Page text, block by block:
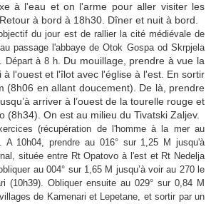
à l'eau et on l'arme pour aller visiter les
à bord à 18h30. Dîner et nuit à bord.
du jour est de rallier la cité médiévale de
passage l'abbaye de Otok Gospa od Skrpjela
Départ à 8 h. Du mouillage, prendre à vue la
à l'ouest et l'îlot avec l'église à l'est. En sortir
(8h06 en allant doucement). De là, prendre
arriver à l’ouest de la tourelle rouge et
(8h34). On est au milieu du Tivatski Zaljev.
(récupération de l'homme à la mer au
A 10h04, prendre au 016° sur 1,25 M jusqu'à
située entre Rt Opatovo à l'est et Rt Nedelja
au 004° sur 1,65 M jusqu’à voir au 270 le
(10h39). Obliquer ensuite au 029° sur 0,84 M
de Kamenari et Lepetane, et sortir par un